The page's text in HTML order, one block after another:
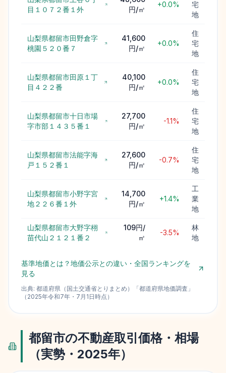
目１０７２番１外
円/㎡
+0.0%
宅
地
山梨県都留市田野倉字
桃園５２０番７
41,600
円/㎡
+0.0%
住
宅
地
山梨県都留市田原１丁
目４２２番
40,100
円/㎡
+0.0%
住
宅
地
山梨県都留市十日市場
字市部１４３５番１
27,700
円/㎡
-1.1%
住
宅
地
山梨県都留市法能字海
戸１５２番１
27,600
円/㎡
-0.7%
住
宅
地
山梨県都留市小野字宮
地２２６番１外
14,700
円/㎡
+1.4%
工
業
地
山梨県都留市大野字栩
苗代山２１２１番２
109円/
㎡
-3.5%
林
地
基準地価とは？地価公示との違い・全国ランキングを
見る
出典: 都道府県（国土交通省とりまとめ） 「都道府県地価調査 」
（ 2025年令和7年 ・ 7月1日時点）
都留市の不動産取引価格・相場
（実勢・ 2025年）